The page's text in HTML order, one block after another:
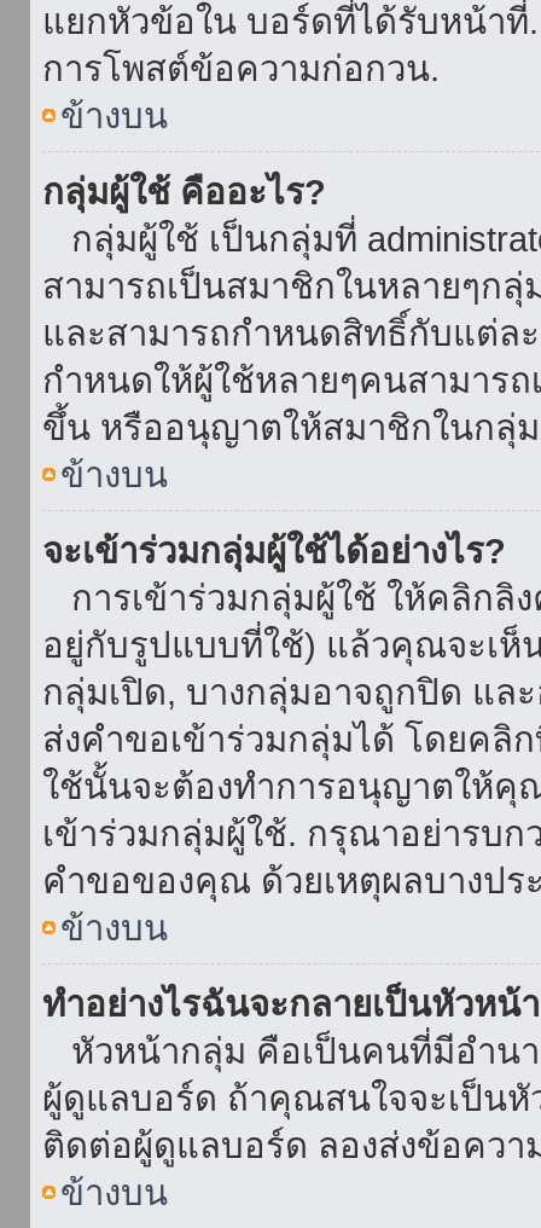
แยกหัวข้อใน บอร์ดที่ได้รับหน้าที่
การโพสต์ข้อความก่อกวน.
ข้างบน
กลุ่มผู้ใช้ คืออะไร?
กลุ่มผู้ใช้ เป็นกลุ่มที่
สามารถเป็นสมาชิกในหลายๆก
และสามารถกำหนดสิทธิ์กับแต่ล
กำหนดให้ผู้ใช้หลายๆคนสามารถ
ขึ้น หรืออนุญาตให้สมาชิกในกลุ่ม
ข้างบน
จะเข้าร่วมกลุ่มผู้ใช้ได้อย่างไร?
การเข้าร่วมกลุ่มผู้ใช้ ให้คลิก
อยู่กับรูปแบบที่ใช้) แล้วคุณจะเห็
กลุ่มเปิด, บางกลุ่มอาจถูกปิด แ
ส่งคำขอเข้าร่วมกลุ่มได้ โดยคลิ
ใช้นั้นจะต้องทำการอนุญาตให้คุ
เข้าร่วมกลุ่มผู้ใช้. กรุณาอย่ารบก
คำขอของคุณ ด้วยเหตุผลบางปร
ข้างบน
ทำอย่างไรฉันจะกลายเป็นหัวหน้
หัวหน้ากลุ่ม คือเป็นคนที่มีอำนา
ผู้ดูแลบอร์ด ถ้าคุณสนใจจะเป็น
ติดต่อผู้ดูแลบอร์ด ลองส่งข้อคว
ข้างบน